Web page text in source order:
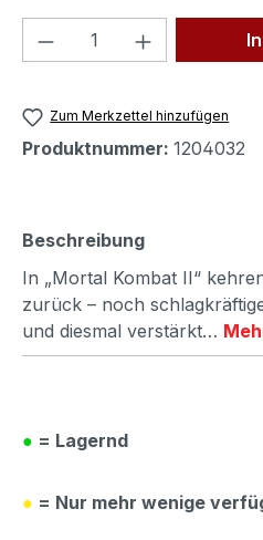
Produkt Anzahl:
Zum Merkzettel hinzufügen
Produktnummer: 1204032
Beschreibung
In „Mortal Kombat II“
zurück – noch
und diesmal verstärkt…
● = Lagernd
● = Nur mehr wenige